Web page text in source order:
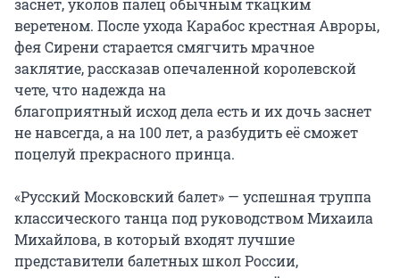
заснёт, уколов палец обычным ткацким
веретеном. После ухода Карабос крестная Авроры,
фея Сирени старается смягчить мрачное
заклятие, рассказав опечаленной королевской
чете, что надежда на
благоприятный исход дела есть и их дочь заснет
не навсегда, а на 100 лет, а разбудить её сможет
поцелуй прекрасного принца.
«Русский Московский балет» — успешная труппа
классического танца под руководством Михаила
Михайлова, в который входят лучшие
представители балетных школ России,